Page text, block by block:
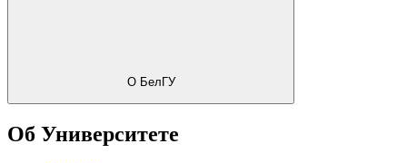
О БелГУ
Об Университете